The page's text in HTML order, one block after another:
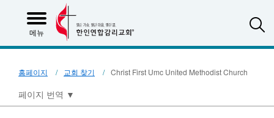
메뉴
홈페이지 교회 찾기 Christ First Umc United Methodist Church
페이지 번역 ▼